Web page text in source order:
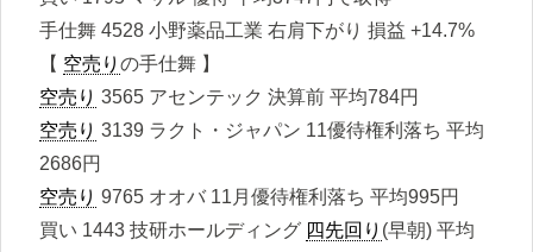
手仕舞 4528 小野薬品工業 右肩下がり 損益 +14.7%
【 空売り の手仕舞 】
空売り 3565 アセンテック 決算前 平均784円
空売り 3139 ラクト・ジャパン 11優待権利落ち 平均
2686円
空売り 9765 オオバ 11月優待権利落ち 平均995円
買い 1443 技研ホールディング 四先回り (早朝) 平均